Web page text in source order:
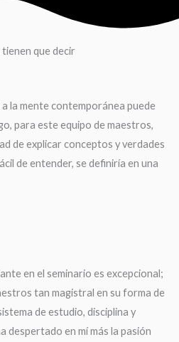
que decir
a la mente contemporánea puede
para este equipo de maestros,
de explicar conceptos y verdades
de entender, se definiría en una
en el seminario es excepcional;
tan magistral en su forma de
de estudio, disciplina y
despertado en mí más la pasión